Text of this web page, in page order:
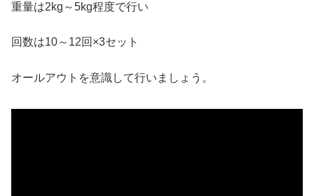
重量は2kg～5kg程度で行い
回数は10～12回×3セット
オールアウトを意識して行いましょう。